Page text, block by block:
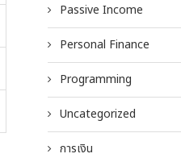
Passive Income
Personal Finance
Programming
Uncategorized
การเงิน